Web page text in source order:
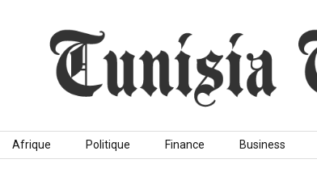
Afrique Politique Finance Business